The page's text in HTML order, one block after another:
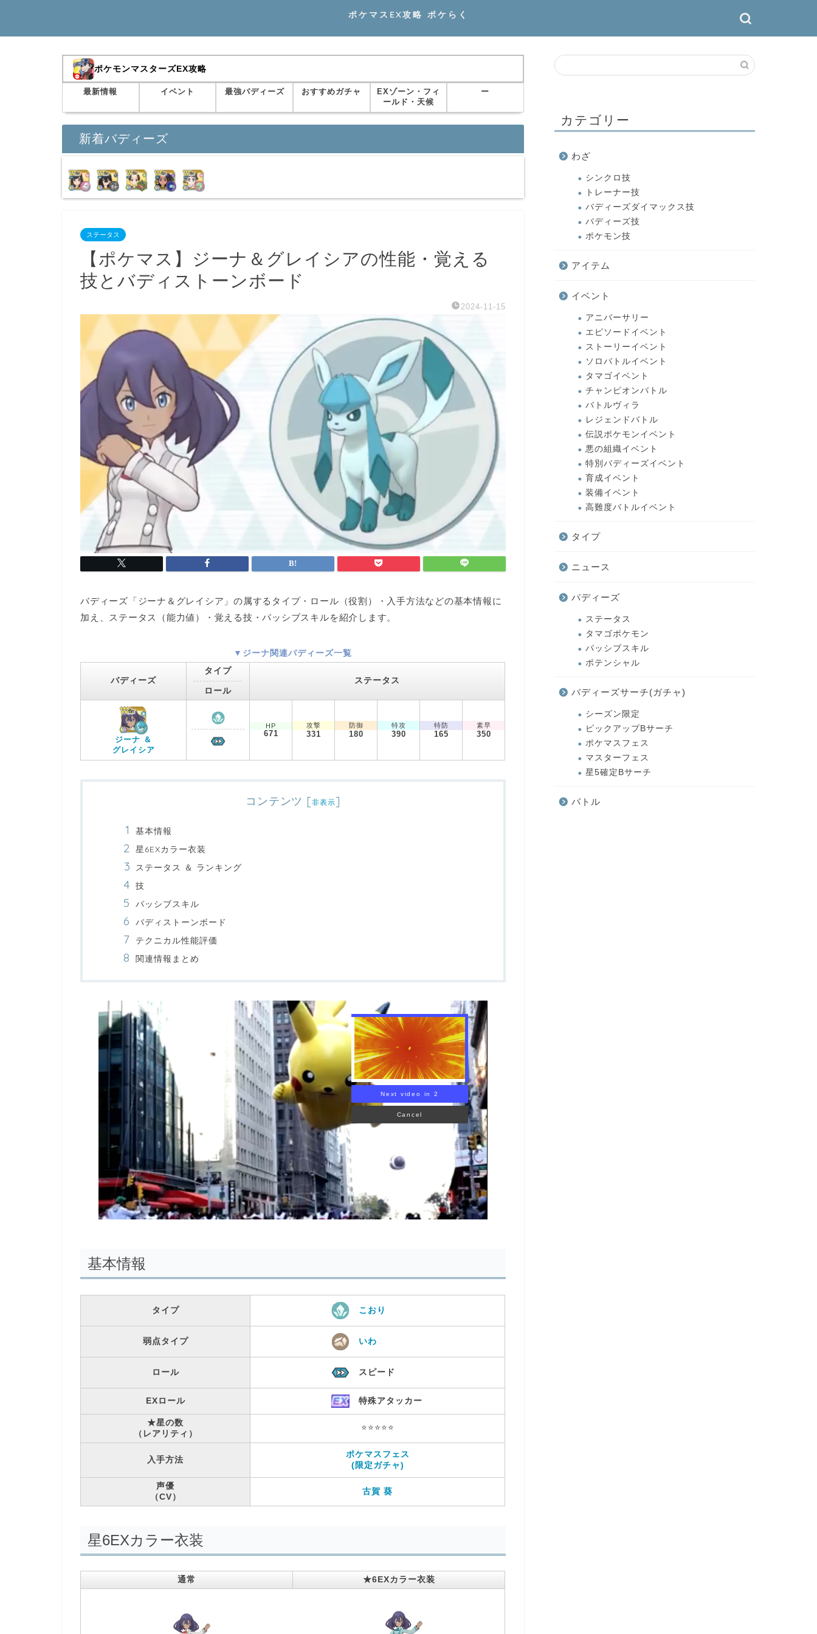
ポケマスEX攻略 ポケらく
ポケモンマスターズEX攻略
最新情報 イベント 最強バディーズ おすすめガチャ
EXゾーン・フィ
ールド・天候
ー
新着バディーズ
ステータス
【ポケマス】ジーナ＆グレイシアの性能・覚える
技とバディストーンボード
2024-11-15
バディーズ「ジーナ＆グレイシア」の属するタイプ・ロール（役割）・入手方法などの基本情報に
加え、ステータス（能力値）・覚える技・パッシブスキルを紹介します。
▼ジーナ関連バディーズ一覧
バディーズ
タイプ
ロール
ステータス
ジーナ ＆
グレイシア
HP
671
攻撃
331
防御
180
特攻
390
特防
165
素早
350
コンテンツ [非表示]
基本情報
星6EXカラー衣装
ステータス ＆ ランキング
技
パッシブスキル
バディストーンボード
テクニカル性能評価
関連情報まとめ
Next video in 1
Cancel
基本情報
タイプ こおり
弱点タイプ いわ
ロール スピード
EXロール 特殊アタッカー
★星の数
（レアリティ）
⭐️⭐️⭐️⭐️⭐️
入手方法
ポケマスフェス
(限定ガチャ)
声優
（CV）
古賀 葵
星6EXカラー衣装
通常 ★6EXカラー衣装
カテゴリー
わざ
シンクロ技
トレーナー技
バディーズダイマックス技
バディーズ技
ポケモン技
アイテム
イベント
アニバーサリー
エピソードイベント
ストーリーイベント
ソロバトルイベント
タマゴイベント
チャンピオンバトル
バトルヴィラ
レジェンドバトル
伝説ポケモンイベント
悪の組織イベント
特別バディーズイベント
育成イベント
装備イベント
高難度バトルイベント
タイプ
ニュース
バディーズ
ステータス
タマゴポケモン
パッシブスキル
ポテンシャル
バディーズサーチ(ガチャ)
シーズン限定
ピックアップBサーチ
ポケマスフェス
マスターフェス
星5確定Bサーチ
バトル